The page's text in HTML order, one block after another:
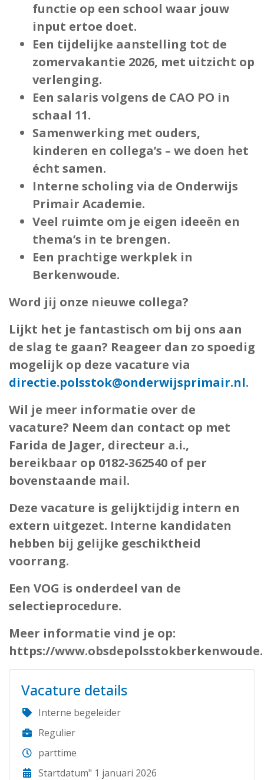
functie op een school waar jouw
input ertoe doet.
Een tijdelijke aanstelling tot de
zomervakantie 2026, met uitzicht op
verlenging.
Een salaris volgens de CAO PO in
schaal 11.
Samenwerking met ouders,
kinderen en collega’s – we doen het
écht samen.
Interne scholing via de Onderwijs
Primair Academie.
Veel ruimte om je eigen ideeën en
thema’s in te brengen.
Een prachtige werkplek in
Berkenwoude.
Word jij onze nieuwe collega?
Lijkt het je fantastisch om bij ons aan
de slag te gaan? Reageer dan zo spoedig
mogelijk op deze vacature via
directie.polsstok@onderwijsprimair.nl.
Wil je meer informatie over de
vacature? Neem dan contact op met
Farida de Jager, directeur a.i.,
bereikbaar op 0182-362540 of per
bovenstaande mail.
Deze vacature is gelijktijdig intern en
extern uitgezet. Interne kandidaten
hebben bij gelijke geschiktheid
voorrang.
Een VOG is onderdeel van de
selectieprocedure.
Meer informatie vind je op:
https://
Vacature details
Interne begeleider
Regulier
parttime
Startdatum" 1 januari 2026